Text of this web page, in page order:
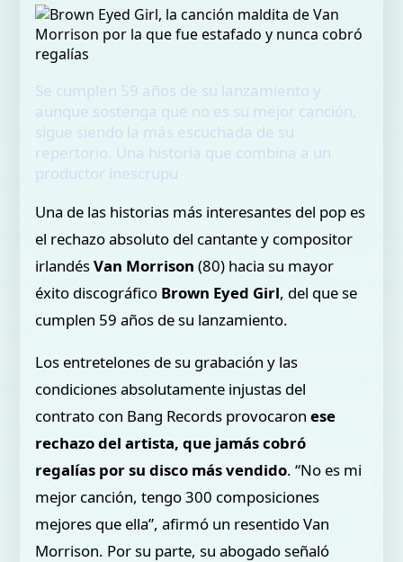
Se cumplen 59 años de su lanzamiento y
aunque sostenga que no es su mejor canción,
sigue siendo la más escuchada de su
repertorio. Una historia que combina a un
productor inescrupu
Una de las historias más interesantes del pop es
el rechazo absoluto del cantante y compositor
irlandésVan Morrison (80) hacia su mayor
éxito discográfico Brown Eyed Girl, del que se
cumplen 59 años de su lanzamiento.
Los entretelones de su grabación y las
condiciones absolutamente injustas del
contrato con Bang Records provocaronese
rechazo del artista, que jamás cobró
regalías por su disco más vendido. “No es mi
mejor canción, tengo 300 composiciones
mejores que ella”, afirmó un resentido Van
Morrison. Por su parte, su abogado señaló